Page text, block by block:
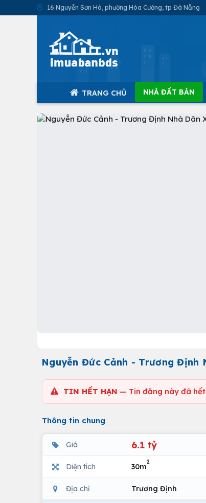
16 Nguyễn Sơn Hà, phường Hòa Cường, tp Đà Nẵng
TRANG CHỦ NHÀ ĐẤT BÁN
Nguyễn Đức Cảnh - Trương Định
TIN HẾT HẠN — Tin đăng này đã hết
Thông tin chung
Giá 6.1 tỷ
Diện tích 30m
2
Địa chỉ Trương Định